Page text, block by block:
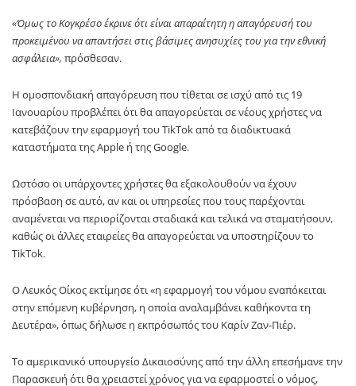
«Όμως το Κογκρέσο έκρινε ότι είναι απαραίτητη η απαγόρευσή του
προκειμένου να απαντήσει στις βάσιμες ανησυχίες του για την εθνική
ασφάλεια», πρόσθεσαν.
Η ομοσπονδιακή απαγόρευση που τίθεται σε ισχύ από τις 19
Ιανουαρίου προβλέπει ότι θα απαγορεύεται σε νέους χρήστες να
κατεβάζουν την εφαρμογή του TikTok από τα διαδικτυακά
καταστήματα της Apple ή της Google.
Ωστόσο οι υπάρχοντες χρήστες θα εξακολουθούν να έχουν
πρόσβαση σε αυτό, αν και οι υπηρεσίες που τους παρέχονται
αναμένεται να περιορίζονται σταδιακά και τελικά να σταματήσουν,
καθώς οι άλλες εταιρείες θα απαγορεύεται να υποστηρίζουν το
TikTok.
Ο Λευκός Οίκος εκτίμησε ότι «η εφαρμογή του νόμου εναπόκειται
στην επόμενη κυβέρνηση, η οποία αναλαμβάνει καθήκοντα τη
Δευτέρα», όπως δήλωσε η εκπρόσωπός του Καρίν Ζαν-Πιέρ.
Το αμερικανικό υπουργείο Δικαιοσύνης από την άλλη επεσήμανε την
Παρασκευή ότι θα χρειαστεί χρόνος για να εφαρμοστεί ο νόμος,